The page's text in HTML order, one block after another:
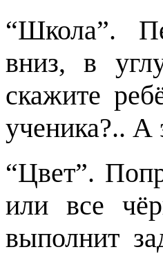
“Школа”.
вниз, в
скажите
ученика?.. А
“Цвет”.
или все
выполнит